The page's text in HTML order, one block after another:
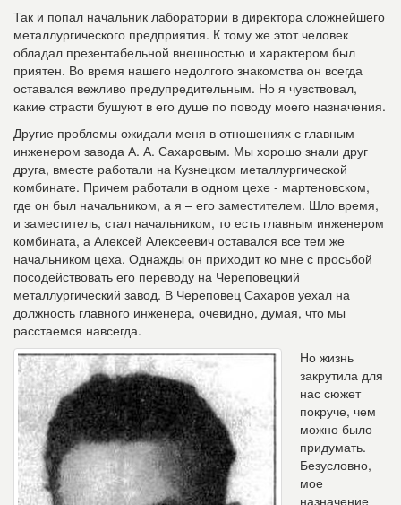
Так и попал начальник лаборатории в директора сложнейшего
металлургического предприятия. К тому же этот человек
обладал презентабельной внешностью и характером был
приятен. Во время нашего недолгого знакомства он всегда
оставался вежливо предупредительным. Но я чувствовал,
какие страсти бушуют в его душе по поводу моего назначения.
Другие проблемы ожидали меня в отношениях с главным
инженером завода А. А. Сахаровым. Мы хорошо знали друг
друга, вместе работали на Кузнецком металлургической
комбинате. Причем работали в одном цехе - мартеновском,
где он был начальником, а я – его заместителем. Шло время,
и заместитель, стал начальником, то есть главным инженером
комбината, а Алексей Алексеевич оставался все тем же
начальником цеха. Однажды он приходит ко мне с просьбой
посодействовать его переводу на Череповецкий
металлургический завод. В Череповец Сахаров уехал на
должность главного инженера, очевидно, думая, что мы
расстаемся навсегда.
Но жизнь
закрутила для
нас сюжет
покруче, чем
можно было
придумать.
Безусловно,
мое
назначение